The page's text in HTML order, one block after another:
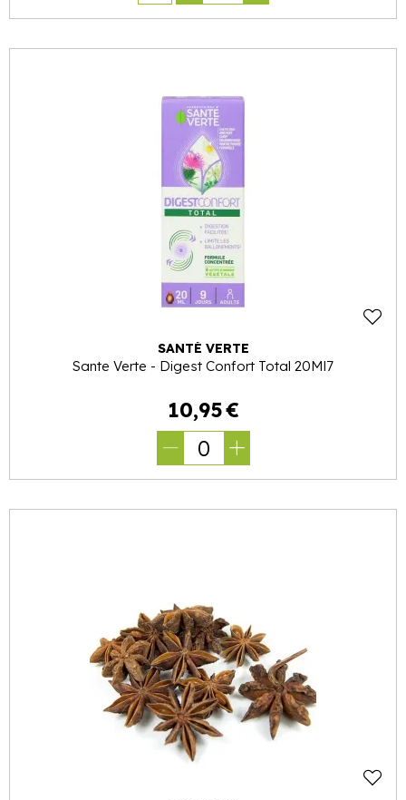
SANTÉ VERTE
Sante Verte - Digest Confort Total 20Ml7
10,95€
0